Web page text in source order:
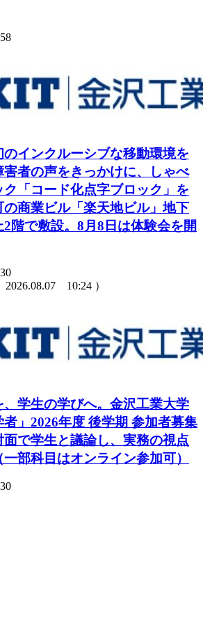
のインクルーシブな移動環境を
者の声をきっかけに、しゃべ
ク「コード化点字ブロック」を
商業ビル「楽天地ビル」地下
2階で敷設。8月8日は体験会を開
2026.08.07 10:24 ）
学生の学びへ。金沢工業大学
者」2026年度 後学期 参加者募集
面で学生と議論し、実務の視点
部科目はオンライン参加可）